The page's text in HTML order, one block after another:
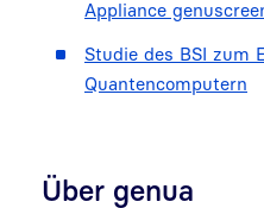
Appliance
Studie des BSI zum
Quantencomputern
Über genua